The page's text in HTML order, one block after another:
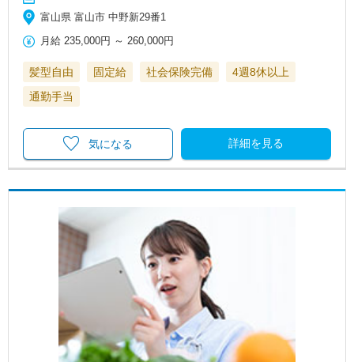
富山県 富山市 中野新29番1
月給 235,000円 ～ 260,000円
髪型自由 固定給 社会保険完備
4週8休以上
通勤手当
詳細を見る
気になる